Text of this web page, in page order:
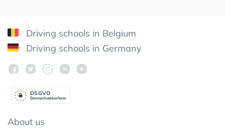
Driving schools in Belgium
Driving schools in Germany
Datenschutzkonform
DSGVO
About us